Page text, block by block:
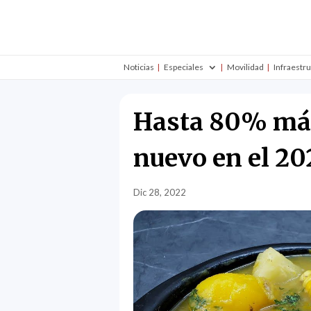
Noticias Especiales Movilidad
Hasta 80%
nuevo en el
Dic 28, 2022